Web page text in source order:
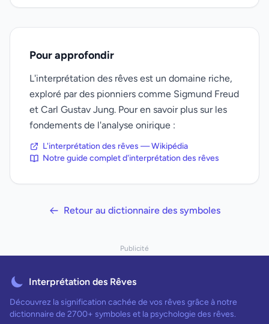
Pour approfondir
L'interprétation des rêves est un domaine riche,
exploré par des pionniers comme Sigmund Freud
et Carl Gustav Jung. Pour en savoir plus sur les
fondements de l'analyse onirique :
L'interprétation des rêves — Wikipédia
Notre guide complet d'interprétation des rêves
Retour au dictionnaire des symboles
Publicité
Interprétation des Rêves
Découvrez la signification cachée de vos rêves grâce à notre
dictionnaire de 2700+ symboles et la psychologie des rêves.